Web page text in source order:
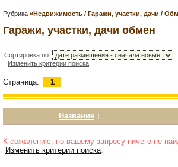
Рубрика «Недвижимость / Гаражи, участки, дачи /
Гаражи, участки, дачи обмен
Сортировка по:
Изменить критерии поиска
Страница: 1
Название ↑↓
К сожалению, по вашему запросу ничего не
Изменить критерии поиска.